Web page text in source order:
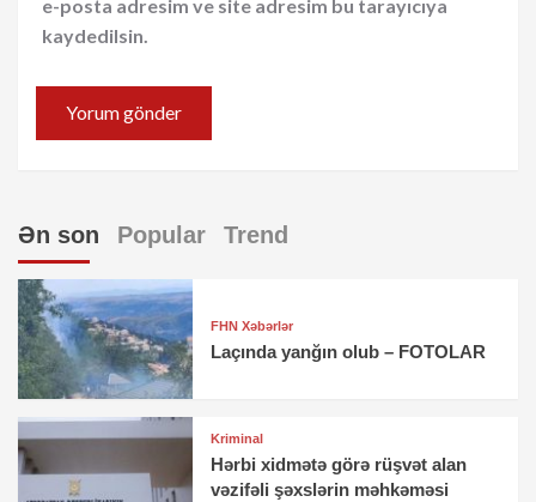
e-posta adresim ve site adresim bu tarayıcıya
kaydedilsin.
Ən son Popular Trend
FHN Xəbərlər
Laçında yanğın olub – FOTOLAR
Kriminal
Hərbi xidmətə görə rüşvət alan
vəzifəli şəxslərin məhkəməsi